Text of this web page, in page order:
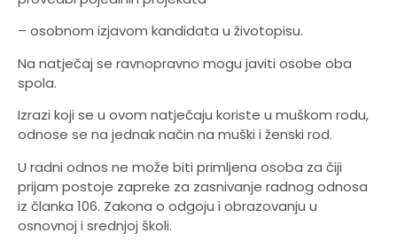
– osobnom izjavom kandidata u životopisu.
Na natječaj se ravnopravno mogu javiti osobe oba
spola.
Izrazi koji se u ovom natječaju koriste u muškom rodu,
odnose se na jednak način na muški i ženski rod.
U radni odnos ne može biti primljena osoba za čiji
prijam postoje zapreke za zasnivanje radnog odnosa
iz članka 106. Zakona o odgoju i obrazovanju u
osnovnoj i srednjoj školi.